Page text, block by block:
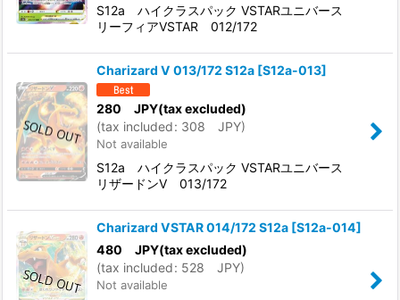
S12a ハイクラスパック VSTARユニバース
リーフィアVSTAR 012/172
Charizard V 013/172 S12a [S12a-013]
280 JPY(tax excluded)
(tax included: 308 JPY)
Not available
S12a ハイクラスパック VSTARユニバース
リザードンV 013/172
Charizard VSTAR 014/172 S12a [S12a-014]
480 JPY(tax excluded)
(tax included: 528 JPY)
Not available